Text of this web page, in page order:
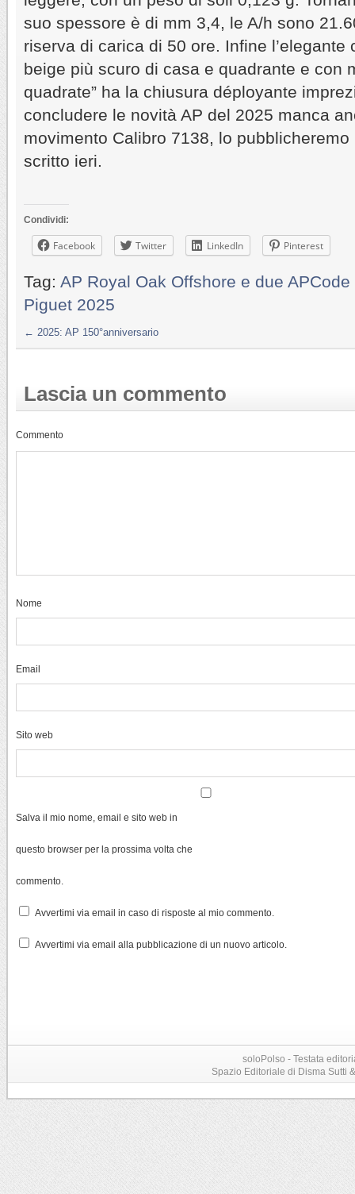
suo spessore è di mm 3,4, le A/h sono
riserva di carica di 50 ore. Infine l’elegante
beige più scuro di casa e quadrante e con
quadrate” ha la chiusura déployante
concludere le novità AP del 2025 manca
movimento Calibro 7138, lo
scritto ieri.
Condividi:
Facebook Twitter LinkedIn Pinterest
Tag: AP Royal Oak Offshore e due APCode
Piguet 2025
← 2025: AP 150°anniversario
Lascia un commento
Commento
Nome
Email
Sito web
Salva il mio nome, email e sito web in
questo browser per la prossima volta che
commento.
Avvertimi via email in caso di risposte al mio commento.
Avvertimi via email alla pubblicazione di un nuovo articolo.
soloPolso - Testata
Spazio Editoriale di Disma Sutti